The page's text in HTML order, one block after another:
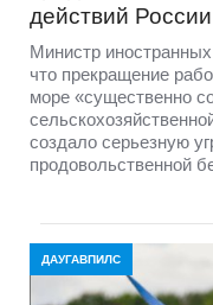
действий России
Министр
что прекращение
море «существенно
создало серьезную
продовольственной
ДАУГАВПИЛС